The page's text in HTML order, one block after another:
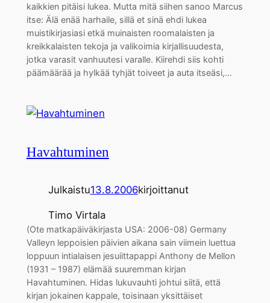
kaikkien pitäisi lukea. Mutta mitä siihen sanoo Marcus
itse: Älä enää harhaile, sillä et sinä ehdi lukea
muistikirjasiasi etkä muinaisten roomalaisten ja
kreikkalaisten tekoja ja valikoimia kirjallisuudesta,
jotka varasit vanhuutesi varalle. Kiirehdi siis kohti
päämäärää ja hylkää tyhjät toiveet ja auta itseäsi,…
Havahtuminen
Julkaistu13.8.2006kirjoittanut
Timo Virtala
(Ote matkapäiväkirjasta USA: 2006-08) Germany
Valleyn leppoisien päivien aikana sain viimein luettua
loppuun intialaisen jesuiittapappi Anthony de Mellon
(1931 – 1987) elämää suuremman kirjan
Havahtuminen. Hidas lukuvauhti johtui siitä, että
kirjan jokainen kappale, toisinaan yksittäiset